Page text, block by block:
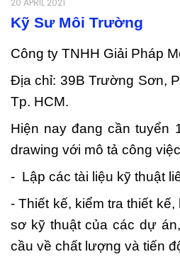
20 APRIL 2021
Kỹ Sư Môi Trường
Công ty TNHH Giải Pháp
Địa chỉ: 39B Trường Sơn,
Tp. HCM.
Hiện nay đang cần tuyển
drawing với mô tả công
- Lập các tài liệu kỹ thuật
- Thiết kế, kiểm tra thiết
sơ kỹ thuật của các dự
cầu về chất lượng và tiến